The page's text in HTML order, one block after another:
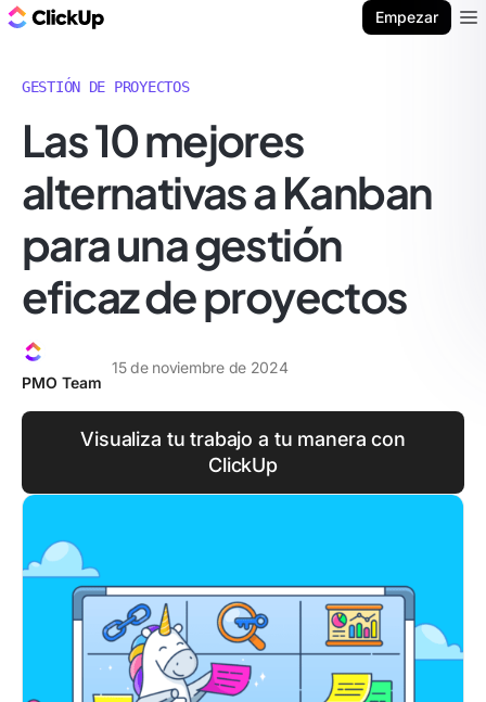
Empezar
GESTIÓN DE PROYECTOS
Las 10 mejores
alternativas a Kanban
para una gestión
eficaz de proyectos
PMO Team
15 de noviembre de 2024
Visualiza tu trabajo a tu manera con
ClickUp